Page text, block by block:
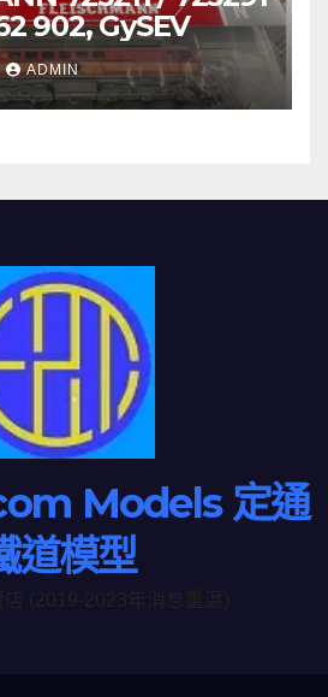
902, GySEV
ADMIN
Models 定通
道模型